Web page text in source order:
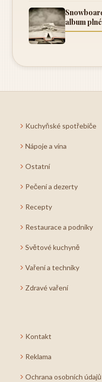
album
Kuchyňské spotřebiče
Nápoje a vína
Ostatní
Pečení a dezerty
Recepty
Restaurace a podniky
Světové kuchyně
Vaření a techniky
Zdravé vaření
Kontakt
Reklama
Ochrana osobních údajů